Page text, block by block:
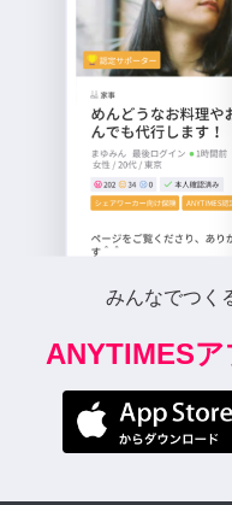
みんなでつく
ANYTIMES